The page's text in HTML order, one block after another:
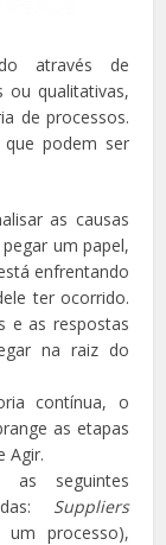
através de
ou qualitativas,
de processos.
que podem ser
as causas
um papel,
enfrentando
ter ocorrido.
e as respostas
na raiz do
contínua, o
as etapas
Agir.
as seguintes
Suppliers
processo),